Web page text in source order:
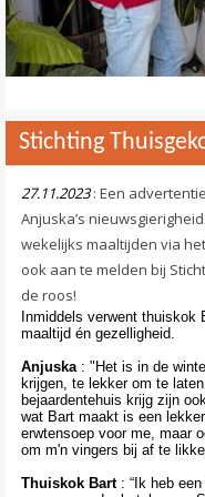
Stichting
27.11.2023 : Een
Anjuska’s
wekelijks maaltijden via
ook aan te melden bij
de roos!
Inmiddels verwent thuiskok
maaltijd én gezelligheid.
Anjuska : "Het is in de
krijgen, te lekker om te
bejaardentehuis krijg zijn
wat Bart maakt is een
erwtensoep voor me, maar
om m'n vingers bij af te
Thuiskok Bart: “Ik heb een